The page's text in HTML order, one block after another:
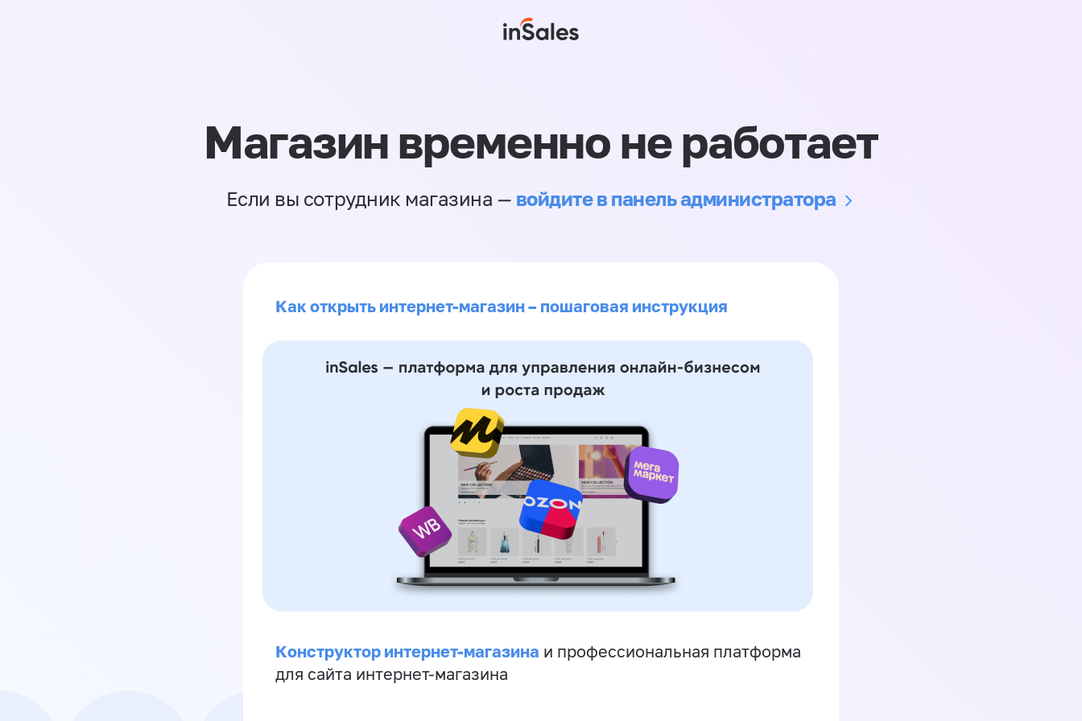
Магазин временно не работает
Если вы сотрудник магазина — войдите в панель администратора
Как открыть интернет-магазин – пошаговая инструкция
Конструктор интернет-магазина и профессиональная платформа
для сайта интернет-магазина